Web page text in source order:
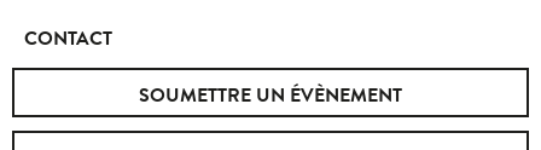
CONTACT
SOUMETTRE UN ÉVÈNEMENT